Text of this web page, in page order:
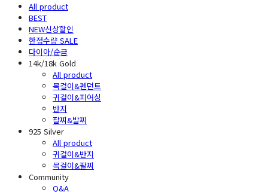
All product
BEST
NEW신상할인
한정수량 SALE
다이아/순금
14k/18k Gold
All product
목걸이&펜던트
귀걸이&피어싱
반지
팔찌&발찌
925 Silver
All product
귀걸이&반지
목걸이&팔찌
Community
Q&A